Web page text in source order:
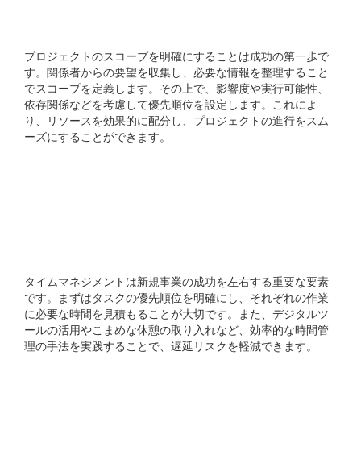
プロジェクトのスコープを明確にすることは成功の第一歩で
す。関係者からの要望を収集し、必要な情報を整理すること
でスコープを定義します。その上で、影響度や実行可能性、
依存関係などを考慮して優先順位を設定します。これによ
り、リソースを効果的に配分し、プロジェクトの進行をスム
ーズにすることができます。
タイムマネジメントは新規事業の成功を左右する重要な要素
です。まずはタスクの優先順位を明確にし、それぞれの作業
に必要な時間を見積もることが大切です。また、デジタルツ
ールの活用やこまめな休憩の取り入れなど、効率的な時間管
理の手法を実践することで、遅延リスクを軽減できます。